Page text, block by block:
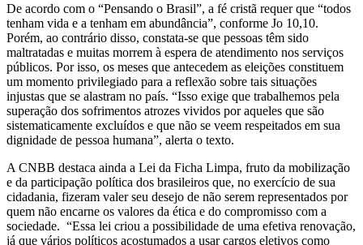
De acordo com o “Pensando o Brasil”, a fé cristã requer que “todos
tenham vida e a tenham em abundância”, conforme Jo 10,10.
Porém, ao contrário disso, constata-se que pessoas têm sido
maltratadas e muitas morrem à espera de atendimento nos serviços
públicos. Por isso, os meses que antecedem as eleições constituem
um momento privilegiado para a reflexão sobre tais situações
injustas que se alastram no país. “Isso exige que trabalhemos pela
superação dos sofrimentos atrozes vividos por aqueles que são
sistematicamente excluídos e que não se veem respeitados em sua
dignidade de pessoa humana”, alerta o texto.
A CNBB destaca ainda a Lei da Ficha Limpa, fruto da mobilização
e da participação política dos brasileiros que, no exercício de sua
cidadania, fizeram valer seu desejo de não serem representados por
quem não encarne os valores da ética e do compromisso com a
sociedade. “Essa lei criou a possibilidade de uma efetiva renovação,
já que vários políticos acostumados a usar cargos eletivos como